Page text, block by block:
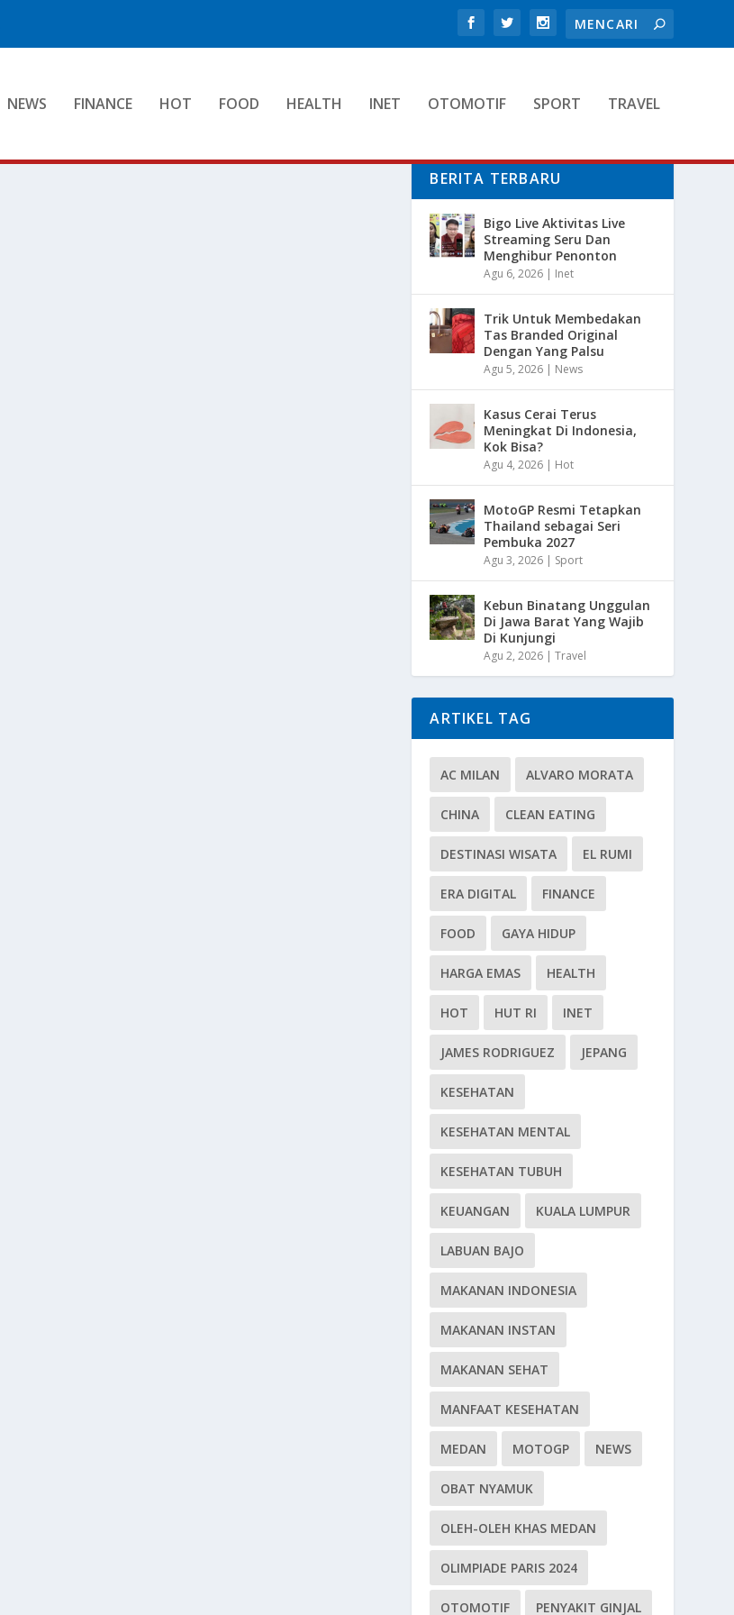
NEWS FINANCE HOT FOOD HEALTH INET OTOMOTIF SPORT TRAVEL
BERITA TERBARU
Bigo Live Aktivitas Live
Streaming Seru Dan
Menghibur Penonton
Agu 6, 2026 | Inet
Trik Untuk Membedakan
Tas Branded Original
Dengan Yang Palsu
Agu 5, 2026 | News
Kasus Cerai Terus
Meningkat Di Indonesia,
Kok Bisa?
Agu 4, 2026 | Hot
MotoGP Resmi Tetapkan
Thailand sebagai Seri
Pembuka 2027
Agu 3, 2026 | Sport
Kebun Binatang Unggulan
Di Jawa Barat Yang Wajib
Di Kunjungi
Agu 2, 2026 |Travel
ARTIKEL TAG
AC MILAN ALVARO MORATA
CHINA CLEAN EATING
DESTINASI WISATA EL RUMI
ERA DIGITAL FINANCE
FOOD GAYA HIDUP
HARGA EMAS HEALTH
HOT HUT RI INET
JAMES RODRIGUEZ JEPANG
KESEHATAN
KESEHATAN MENTAL
KESEHATAN TUBUH
KEUANGAN KUALA LUMPUR
LABUAN BAJO
MAKANAN INDONESIA
MAKANAN INSTAN
MAKANAN SEHAT
MANFAAT KESEHATAN
MEDAN MOTOGP NEWS
OBAT NYAMUK
OLEH-OLEH KHAS MEDAN
OLIMPIADE PARIS 2024
OTOMOTIF PENYAKIT GINJAL